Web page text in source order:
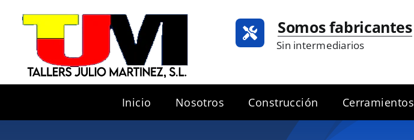
contenido
Somos fabricantes
Sin intermediarios
Inicio Nosotros Construcción Cerramientos